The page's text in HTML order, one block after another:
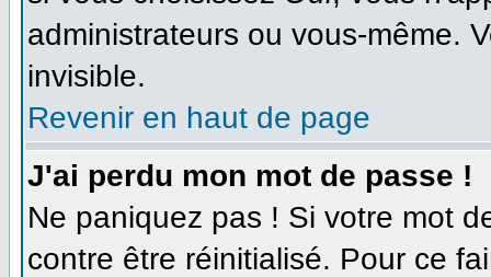
administrateurs ou vous-même.
invisible.
Revenir en haut de page
J'ai perdu mon mot de passe !
Ne paniquez pas ! Si votre mot
contre être réinitialisé. Pour ce